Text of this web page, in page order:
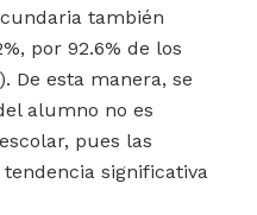
también
por 92.6% de los
De esta manera, se
alumno no es
pues las
significativa